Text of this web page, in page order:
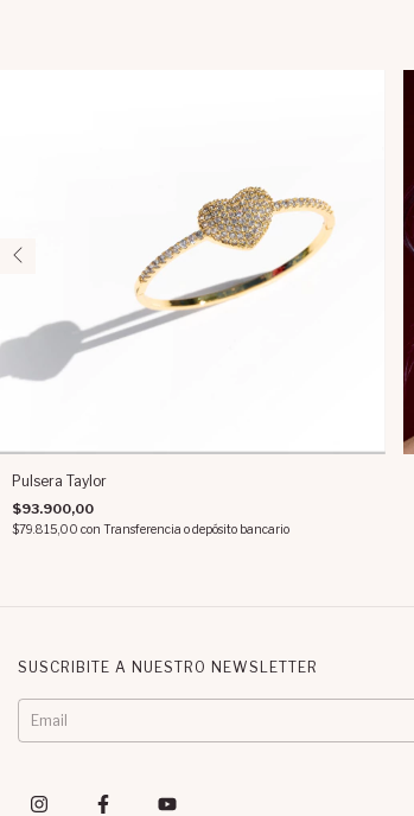
Pulsera Taylor
$93.900,00
$79.815,00 con Transferencia o depósito bancario
SUSCRIBITE A NUESTRO NEWSLETTER